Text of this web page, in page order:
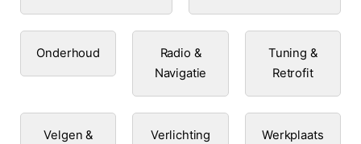
Onderhoud
Radio &
Navigatie
Tuning &
Retrofit
Velgen &
Verlichting Werkplaats